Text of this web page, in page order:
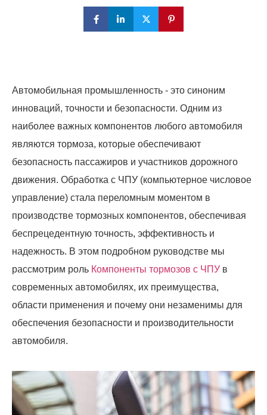
Автомобильная промышленность - это синоним
инноваций, точности и безопасности. Одним из
наиболее важных компонентов любого автомобиля
являются тормоза, которые обеспечивают
безопасность пассажиров и участников дорожного
движения. Обработка с ЧПУ (компьютерное числовое
управление) стала переломным моментом в
производстве тормозных компонентов, обеспечивая
беспрецедентную точность, эффективность и
надежность. В этом подробном руководстве мы
рассмотрим роль Компоненты тормозов с ЧПУ в
современных автомобилях, их преимущества,
области применения и почему они незаменимы для
обеспечения безопасности и производительности
автомобиля.